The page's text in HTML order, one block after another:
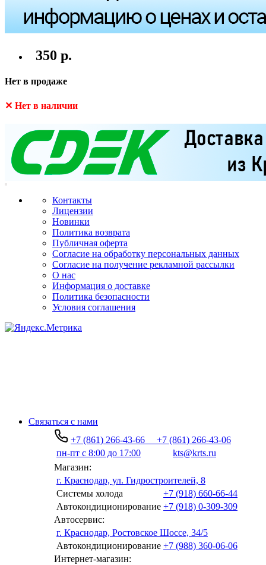
350 р.
Нет в продаже
✕ Нет в наличии
Контакты
Лицензии
Новинки
Политика возврата
Публичная оферта
Согласие на обработку персональных данных
Согласие на получение рекламной рассылки
О нас
Информация о доставке
Политика безопасности
Условия соглашения
Связаться с нами
+7 (861) 266-43-66
+7 (861) 266-43-06
пн-пт с 8:00 до 17:00
kts@krts.ru
Магазин:
г. Краснодар, ул. Гидростроителей, 8
Системы холода
+7 (918) 660-66-44
Автокондиционирование +7 (918) 0-309-309
Автосервис:
г. Краснодар, Ростовское Шоссе, 34/5
Автокондиционирование +7 (988) 360-06-06
Интернет-магазин: